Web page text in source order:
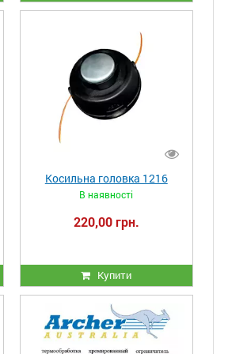
Косильна головка 1216
В наявності
220,00 грн.
Купити